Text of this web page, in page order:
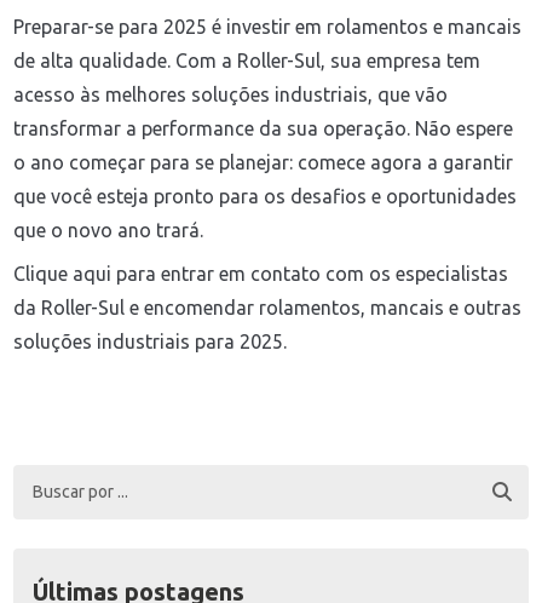
Preparar-se para 2025 é investir em rolamentos e mancais
de alta qualidade. Com a Roller-Sul, sua empresa tem
acesso às melhores soluções industriais, que vão
transformar a performance da sua operação. Não espere
o ano começar para se planejar: comece agora a garantir
que você esteja pronto para os desafios e oportunidades
que o novo ano trará.
Clique aqui para entrar em contato com os especialistas
da Roller-Sul e encomendar rolamentos, mancais e outras
soluções industriais para 2025.
Últimas postagens